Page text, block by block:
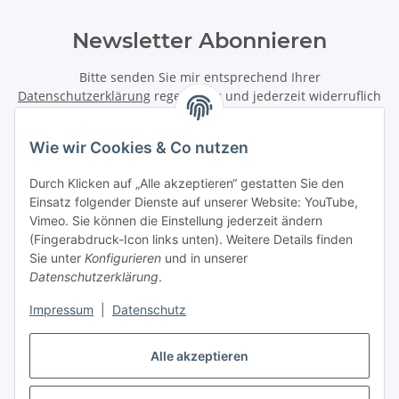
Alle akzeptieren
Wie wir Cookies & Co nutzen
Durch Klicken auf „Alle akzeptieren“ gestatten Sie den
Einsatz folgender Dienste auf unserer Website: YouTube,
Vimeo. Sie können die Einstellung jederzeit ändern
(Fingerabdruck-Icon links unten). Weitere Details finden
Sie unter Konfigurieren und in unserer
Datenschutzerklärung.
Impressum Datenschutz
Newsletter Abonnieren
Bitte senden Sie mir entsprechend Ihrer
Datenschutzerklärung regelmäßig und jederzeit widerruflich
Informationen zu Ihrem Produktsortiment per E-Mail zu.
Newsletter Abonnieren
Informationen
Gesetzliche Informationen